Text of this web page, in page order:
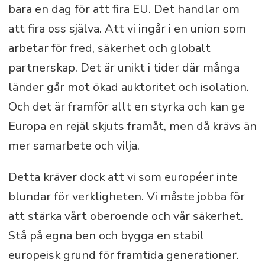
bara en dag för att fira EU. Det handlar om
att fira oss själva. Att vi ingår i en union som
arbetar för fred, säkerhet och globalt
partnerskap. Det är unikt i tider där många
länder går mot ökad auktoritet och isolation.
Och det är framför allt en styrka och kan ge
Europa en rejäl skjuts framåt, men då krävs än
mer samarbete och vilja.
Detta kräver dock att vi som européer inte
blundar för verkligheten. Vi måste jobba för
att stärka vårt oberoende och vår säkerhet.
Stå på egna ben och bygga en stabil
europeisk grund för framtida generationer.